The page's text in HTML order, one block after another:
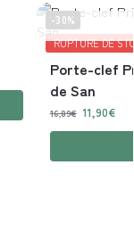
-30%
RUPTURE DE
Porte-clef
de San
16,89€ 11,90€